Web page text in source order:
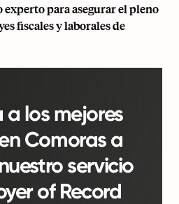
para asegurar el pleno
fiscales y laborales de
los mejores
Comoras a
servicio
of Record